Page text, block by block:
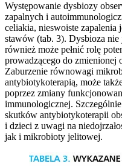
Występowanie dysbiozy
zapalnych i
celiakia, nieswoiste zapalenia
stawów (tab. 3). Dysbioza
również może pełnić rolę
prowadzącego do zmienionej
Zaburzenie równowagi
antybiotykoterapią, może
poprzez zmiany
immunologicznej.
skutków antybiotykoterapii
i dzieci z uwagi na
jak i mikrobioty jelitowej.